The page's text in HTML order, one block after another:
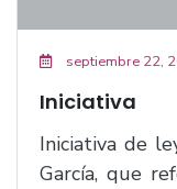
septiembre 22,
Iniciativa
Iniciativa de ley del diputado Alberto
García, que